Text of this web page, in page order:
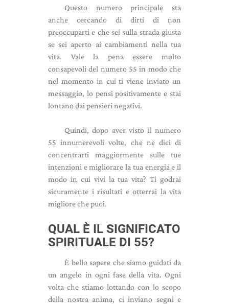
Questo numero principale sta
anche cercando di dirti di non
preoccuparti e che sei sulla strada giusta
se sei aperto ai cambiamenti nella tua
vita. Vale la pena essere molto
consapevoli del numero 55 in modo che
nel momento in cui ti viene inviato un
messaggio, lo pensi positivamente e stai
lontano dai pensieri negativi.
Quindi, dopo aver visto il numero
55 innumerevoli volte, che ne dici di
concentrarti maggiormente sulle tue
intenzioni e migliorare la tua energia e il
modo in cui vivi la tua vita? Ti godrai
sicuramente i risultati e otterrai la vita
migliore che puoi.
QUAL È IL SIGNIFICATO
SPIRITUALE DI 55?
È bello sapere che siamo guidati da
un angelo in ogni fase della vita. Ogni
volta che stiamo lottando con lo scopo
della nostra anima, ci inviano segni e